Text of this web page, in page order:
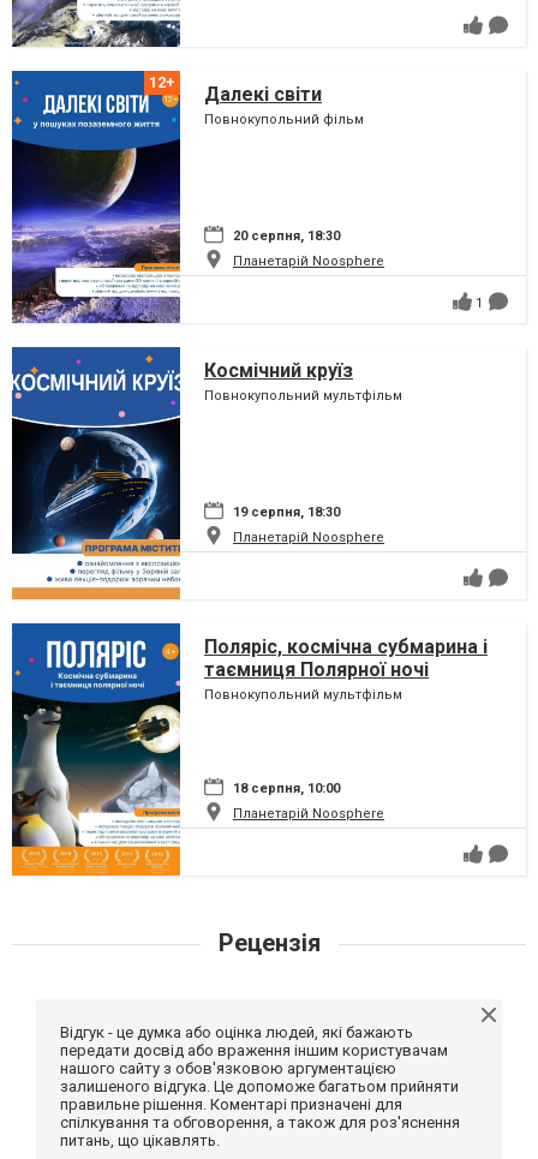
Далекі світи
Повнокупольний фільм
20 серпня, 18:30
Планетарій Noosphere
1
Космічний круїз
Повнокупольний мультфільм
19 серпня, 18:30
Планетарій Noosphere
Поляріс, космічна субмарина і
таємниця Полярної ночі
Повнокупольний мультфільм
18 серпня, 10:00
Планетарій Noosphere
Рецензія
Відгук - це думка або оцінка людей, які бажають
передати досвід або враження іншим користувачам
нашого сайту з обов'язковою аргументацією
залишеного відгука. Це допоможе багатьом прийняти
правильне рішення. Коментарі призначені для
спілкування та обговорення, а також для роз'яснення
питань, що цікавлять.